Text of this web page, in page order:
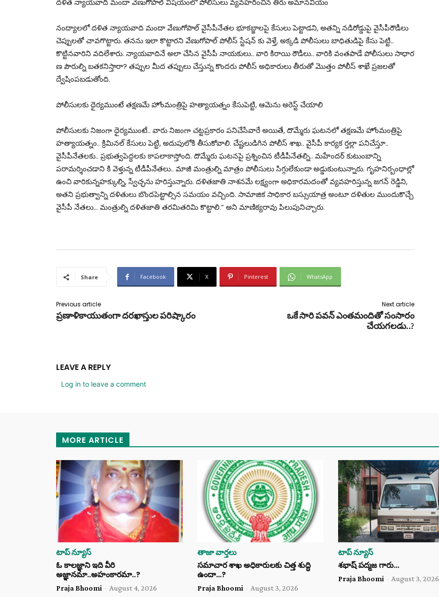
దళిత న్యాయవాది మందా వేణుగోపాల్ విషయంలో పోలీసులు వ్యవహరించిన తీరు అమానవీయం
నంద్యాలలో దళిత న్యాయవాది మందా వేణుగోపాల్ వైసీపీనేతల భూకబ్జాలపై కేసులు పెట్టాడని, అతన్ని నడిరోడ్డుపై వైసీపీరౌడీలు
చెప్పులతో చావగొట్టారు. తనను ఇలా కొట్టారని వేణుగోపాల్ పోలీస్ స్టేషన్ కు వెళ్తే, అక్కడి పోలీసులు బాధితుడిపై కేసు పెట్టి..
కొట్టినవారిని వదిలేశారు. న్యాయవాదినే అలా చేసిన వైసీపీ నాయకులు.. వారి కిరాయి రౌడీలు.. వారికి వంతపాడే పోలీసులు సాధార
ణ పౌరుల్ని బతకనిస్తారా? తప్పుల మీద తప్పులు చేస్తున్న కొందరు పోలీస్ అధికారులు తీరుతో మొత్తం పోలీస్ శాఖే ప్రజలతో
ద్వేషింపబడుతోంది.
పోలీసులకు ధైర్యముంటే తక్షణమే హోంమంత్రిపై హత్యాయత్నం కేసుపెట్టి, ఆమెను అరెస్ట్ చేయాలి
పోలీసులకు నిజంగా ధైర్యముంటే.. వారు నిజంగా చట్టప్రకారం పనిచేసేవారే అయితే, దొమ్మేరు ఘటనలో తక్షణమే హోంమంత్రిపై
హత్యాయత్నం.. క్రిమినల్ కేసులు పెట్టి, అదుపులోకి తీసుకోవాలి. చేష్టలుడిగిన పోలీస్ శాఖ.. వైసీపీ కార్యక ర్తల్లా పనిచేస్తూ..
వైసీపీనేతలకు.. ప్రభుత్వపెద్దలకు కాపలాకాస్తోంది. దొమ్మేరు ఘటనపై ప్రశ్నించిన టీడీపీనేతల్ని.. మహేందర్ కుటుంబాన్ని
పరామర్శించడాని కి వెళ్తున్న టీడీపీనేతలు.. మాజీ మంత్రుల్ని మాత్రం పోలీసులు సిగ్గులేకుండా అడ్డుకుంటున్నారు. గృహనిర్బంధాల్లో
ఉంచి వారికున్నహక్కుల్ని, స్వేచ్ఛను హరిస్తున్నారు. దళితజాతి నాశనమే లక్ష్యంగా అధికారమదంతో వ్యవహరిస్తున్న జగన్ రెడ్డిని,
అతని ప్రభుత్వాన్ని దళితులు బొందపెట్టాల్సిన సమయం వచ్చింది. సామాజిక సాధికార బస్సుయాత్ర అంటూ దళితుల ముందుకొచ్చే
వైసీపీ నేతలు… మంత్రుల్ని దళితజాతి తరమితరిమి కొట్టాలి.” అని మాణిక్యరావు పిలుపునిచ్చారు.
Share Facebook X Pinterest WhatsApp
Previous article
ప్ర‌ణాళికాయుతంగా ద‌ర‌ఖాస్తుల ప‌రిష్కారం
Next article
ఒకే సారి పవన్‌ ఎంతమందితో సంసారం
చేయగలడు..?
LEAVE A REPLY
Log in to leave a comment
MORE ARTICLE
టాప్ న్యూస్
ఓ కాలజ్ఞాని ఇది వీరి
అజ్ఞానమా..అహంకారమా..?
Praja Bhoomi - August 4, 2026
తాజా వార్తలు
సమాచార శాఖ అధికారులకు చిత్త శుద్ధి
ఉందా…?
Praja Bhoomi - August 3, 2026
టాప్ న్యూస్
శభాష్ పద్మజ గారు…
Praja Bhoomi - August 3, 2026